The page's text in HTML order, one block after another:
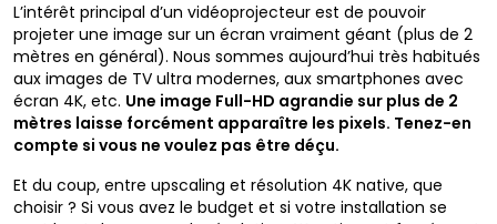
L’intérêt principal d’un vidéoprojecteur est de pouvoir
projeter une image sur un écran vraiment géant (plus de 2
mètres en général). Nous sommes aujourd’hui très habitués
aux images de TV ultra modernes, aux smartphones avec
écran 4K, etc. Une image Full-HD agrandie sur plus de 2
mètres laisse forcément apparaître les pixels. Tenez-en
compte si vous ne voulez pas être déçu.
Et du coup, entre upscaling et résolution 4K native, que
choisir ? Si vous avez le budget et si votre installation se